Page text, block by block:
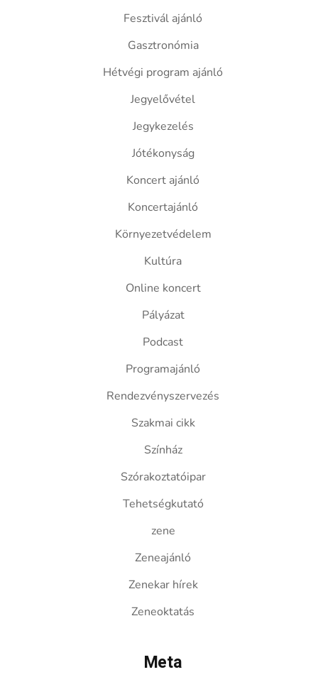
Fesztivál ajánló
Gasztronómia
Hétvégi program ajánló
Jegyelővétel
Jegykezelés
Jótékonyság
Koncert ajánló
Koncertajánló
Környezetvédelem
Kultúra
Online koncert
Pályázat
Podcast
Programajánló
Rendezvényszervezés
Szakmai cikk
Színház
Szórakoztatóipar
Tehetségkutató
zene
Zeneajánló
Zenekar hírek
Zeneoktatás
Meta